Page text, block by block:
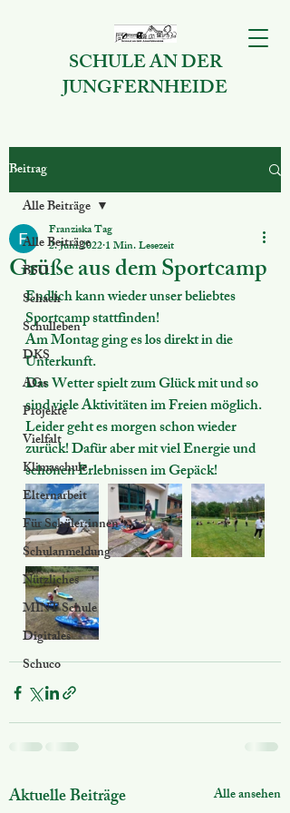
SCHULE AN DER
JUNGFERNHEIDE
Beitrag
Alle Beiträge
BSO
Schach
Schulleben
DKS
AGs
Projekte
Vielfalt
Klimaschule
Elternarbeit
Für Schüler:innen
Schulanmeldung
Nützliches
MINT Schule
Digitales
Schuco
Alle Beiträge
Grüße aus dem Sportcamp
Franziska Tag
2. Juni 20221 Min. Lesezeit
Endlich kann wieder unser beliebtes
Sportcamp stattfinden!
Am Montag ging es los direkt in die
Unterkunft.
Das Wetter spielt zum Glück mit und so
sind viele Aktivitäten im Freien möglich.
Leider geht es morgen schon wieder
zurück! Dafür aber mit viel Energie und
schönen Erlebnissen im Gepäck!
Aktuelle Beiträge Alle ansehen